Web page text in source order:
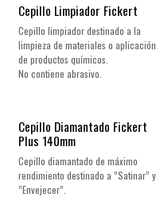
Cepillo Limpiador Fickert
Cepillo limpiador destinado a la
limpieza de materiales o aplicación
de productos químicos.
No contiene abrasivo.
Cepillo Diamantado Fickert
Plus 140mm
Cepillo diamantado de máximo
rendimiento destinado a ”Satinar” y
”Envejecer”.